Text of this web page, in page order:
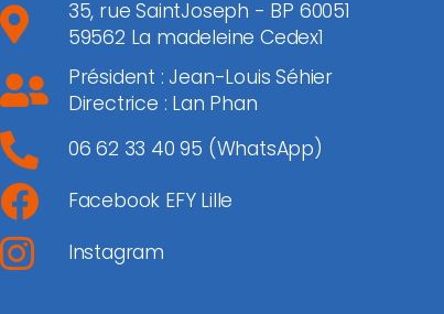
35, rue SaintJoseph - BP 60051
59562 La madeleine Cedex1
Président : Jean-Louis Séhier
Directrice : Lan Phan
06 62 33 40 95 (WhatsApp)
Facebook EFY Lille
Instagram